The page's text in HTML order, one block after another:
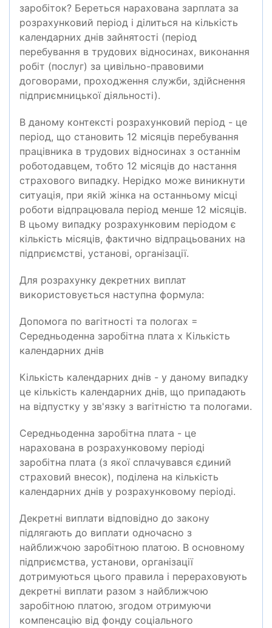
заробіток? Береться нарахована зарплата за
розрахунковий період і ділиться на кількість
календарних днів зайнятості (період
перебування в трудових відносинах, виконання
робіт (послуг) за цивільно-правовими
договорами, проходження служби, здійснення
підприємницької діяльності).
В даному контексті розрахунковий період - це
період, що становить 12 місяців перебування
працівника в трудових відносинах з останнім
роботодавцем, тобто 12 місяців до настання
страхового випадку. Нерідко може виникнути
ситуація, при якій жінка на останньому місці
роботи відпрацювала період менше 12 місяців.
В цьому випадку розрахунковим періодом є
кількість місяців, фактично відпрацьованих на
підприємстві, установі, організації.
Для розрахунку декретних виплат
використовується наступна формула:
Допомога по вагітності та пологах =
Середньоденна заробітна плата х Кількість
календарних днів
Кількість календарних днів - у даному випадку
це кількість календарних днів, що припадають
на відпустку у зв'язку з вагітністю та пологами.
Середньоденна заробітна плата - це
нарахована в розрахунковому періоді
заробітна плата (з якої сплачувався єдиний
страховий внесок), поділена на кількість
календарних днів у розрахунковому періоді.
Декретні виплати відповідно до закону
підлягають до виплати одночасно з
найближчою заробітною платою. В основному
підприємства, установи, організації
дотримуються цього правила і перераховують
декретні виплати разом з найближчою
заробітною платою, згодом отримуючи
компенсацію від фонду соціального